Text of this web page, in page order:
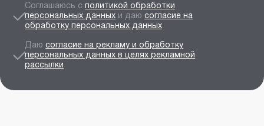
Соглашаюсь с политикой обработки
персональных данных и даю согласие на
обработку персональных данных
Даю согласие на рекламу и обработку
персональных данных в целях рекламной
рассылки